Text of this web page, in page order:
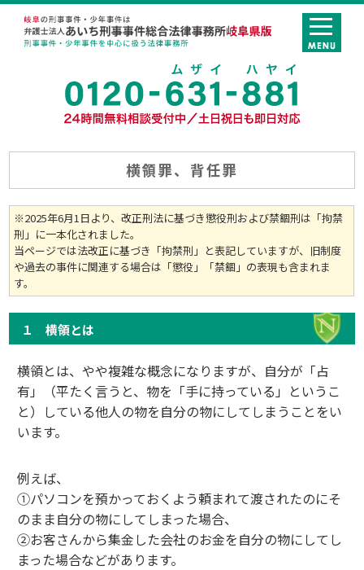
横領罪、背任罪
※2025年6月1日より、改正刑法に基づき懲役刑および禁錮刑は「拘禁
刑」に一本化されました。
当ページでは法改正に基づき「拘禁刑」と表記していますが、旧制度
や過去の事件に関連する場合は「懲役」「禁錮」の表現も含まれま
す。
１ 横領とは
横領とは、やや複雑な概念になりますが、自分が「占
有」（平たく言うと、物を「手に持っている」というこ
と）している他人の物を自分の物にしてしまうことをい
います。
例えば、
①パソコンを預かっておくよう頼まれて渡されたのにそ
のまま自分の物にしてしまった場合、
②お客さんから集金した会社のお金を自分の物にしてし
まった場合などがあります。